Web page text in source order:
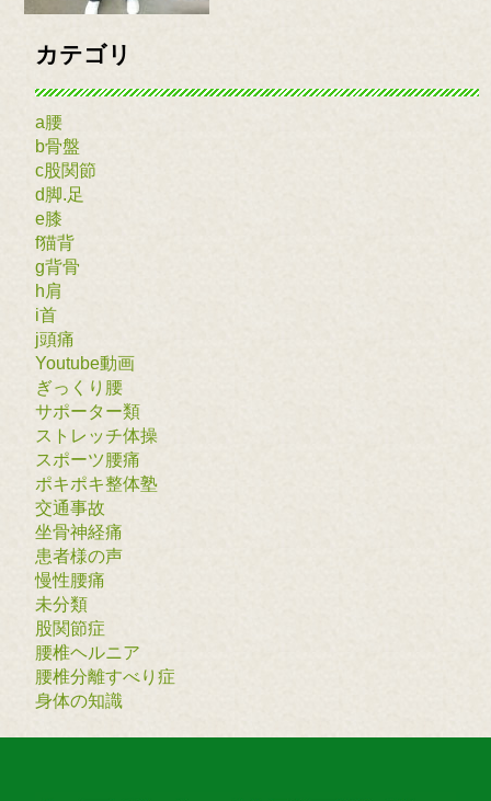
カテゴリ
a腰
b骨盤
c股関節
d脚.足
e膝
f猫背
g背骨
h肩
i首
j頭痛
Youtube動画
ぎっくり腰
サポーター類
ストレッチ体操
スポーツ腰痛
ポキポキ整体塾
交通事故
坐骨神経痛
患者様の声
慢性腰痛
未分類
股関節症
腰椎ヘルニア
腰椎分離すべり症
身体の知識